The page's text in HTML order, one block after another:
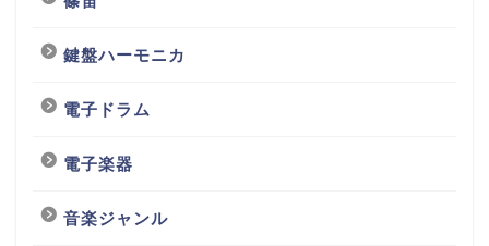
鍵盤ハーモニカ
電子ドラム
電子楽器
音楽ジャンル